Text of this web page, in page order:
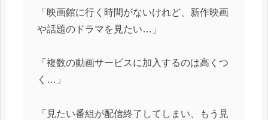
「映画館に行く時間がないけれど、新作映画
や話題のドラマを見たい…」
「複数の動画サービスに加入するのは高くつ
く…」
「見たい番組が配信終了してしまい、もう見